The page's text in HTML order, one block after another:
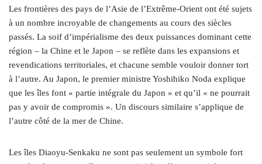
Les frontières des pays de l’Asie de l’Extrême-Orient ont été sujets
à un nombre incroyable de changements au cours des siècles
passés. La soif d’impérialisme des deux puissances dominant cette
région – la Chine et le Japon – se reflète dans les expansions et
revendications territoriales, et chacune semble vouloir donner tort
à l’autre. Au Japon, le premier ministre Yoshihiko Noda explique
que les îles font « partie intégrale du Japon » et qu’il « ne pourrait
pas y avoir de compromis ». Un discours similaire s’applique de
l’autre côté de la mer de Chine.
Les îles Diaoyu-Senkaku ne sont pas seulement un symbole fort